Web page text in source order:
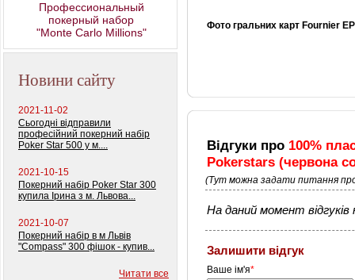
Профессиональный
покерный набор
"Monte Carlo Millions"
Новини сайту
2021-11-02
Сьогодні відправили
професійний покерний набір
Poker Star 500 у м....
2021-10-15
Покерний набір Poker Star 300
купила Ірина з м. Львова...
2021-10-07
Покерний набір в м Львів
"Compass" 300 фішок - купив...
Читати все
Фото гральних карт Fournier
Відгуки про 100%
Pokerstars (червона
(Тут можна задати питання
На даний момент відгуків
Залишити відгук
Ваше ім'я*